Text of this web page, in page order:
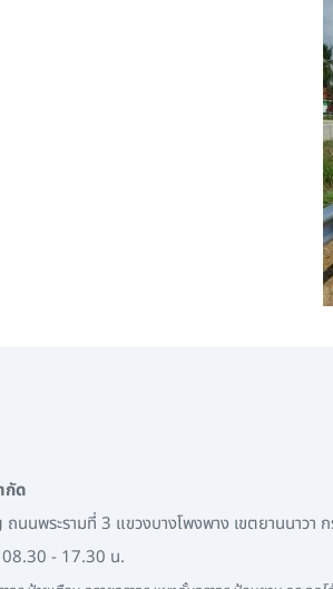
กัด
นนพระรามที่ 3 แขวงบางโพงพาง เขตยานนาวา
08.30 - 17.30 น.